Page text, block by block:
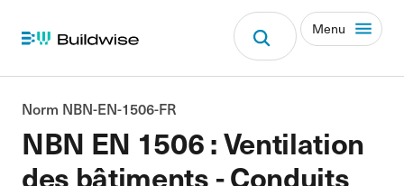
Menu
NBN EN 1506 : Ventilation
des bâtiments - Conduits
Norm NBN-EN-1506-FR